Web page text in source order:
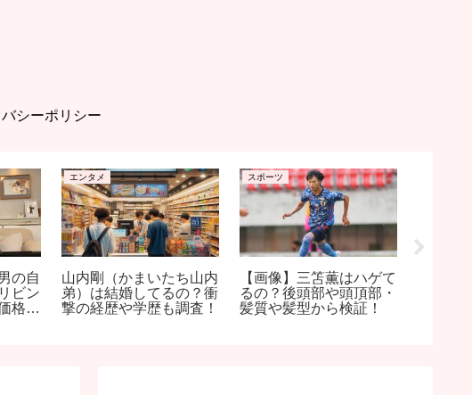
シーポリシー
の自
ビン
格も
エンタメ
山内剛（かまいたち山内
弟）は結婚してるの？衝
撃の経歴や学歴も調査！
スポーツ
【画像】三笘薫はハゲて
るの？後頭部や頭頂部・
髪質や髪型から検証！